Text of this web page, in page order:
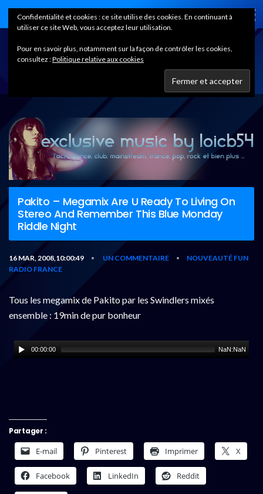
Home
Pakito – Megamix Are U Ready To Living On
Stereo And Remember This Blue Monday
Riddle Night
16 MAR, 2008,10:00:49 • UN COMMENTAIRE •
NOUVEAUTÉ FUN
RADIO FRANCE
Tous les megamix de Pakito par les Swindlers mixés
ensemble : 19min de pur bonheur
00:00:00 NaN:NaN
Partager :
E-mail Pinterest Imprimer X
Facebook LinkedIn Reddit
Confidentialité et cookies : ce site utilise des cookies. En continuant à
utiliser ce site Web, vous acceptez leur utilisation.
Pour en savoir plus, notamment sur la façon de contrôler les cookies,
consultez :Politique relative aux cookies